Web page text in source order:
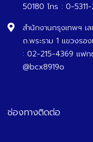
50180 โทร : 0-
สำนักงานกรุงเทพฯ
ถ.พระราม 1 แขวงรอ
: 02-215-4369 แฟ
@bcx8919o
ช่องทางติดต่อ